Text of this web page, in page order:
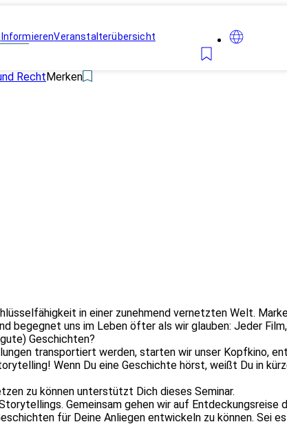
InformierenVeranstalterübersicht
RechtMerken
in einer zunehmend vernetzten Welt.
begegnet uns im Leben öfter als wir glauben: Jeder
Geschichten?
transportiert werden, starten wir unser Kopfkino,
Wenn Du eine Geschichte hörst, weißt Du in
zu können unterstützt Dich dieses Seminar.
Gemeinsam gehen wir auf
für Deine Anliegen entwickeln zu können.